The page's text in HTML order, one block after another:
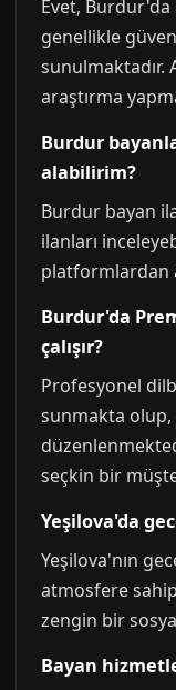
Evet,
genellikle
sunulmaktadır.
araştırma
Burdur
alabilirim?
Burdur bayan
ilanları
platformlardan
Burdur'da
çalışır?
Profesyonel
sunmakta
seçkin bir
Yeşilova'da
Yeşilova'nın
atmosfere
zengin bir
Bayan